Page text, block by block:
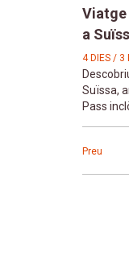
Viatge
a
4 DIES / 3
Suïssa,
Pass
Preu